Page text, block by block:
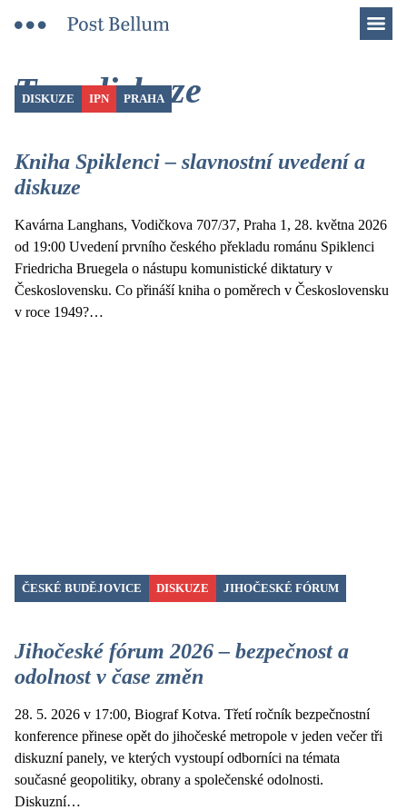
Tag: diskuze
DISKUZE IPN PRAHA
Kniha Spiklenci – slavnostní uvedení a
diskuze
Kavárna Langhans, Vodičkova 707/37, Praha 1, 28. května 2026
od 19:00 Uvedení prvního českého překladu románu Spiklenci
Friedricha Bruegela o nástupu komunistické diktatury v
Československu. Co přináší kniha o poměrech v Československu
v roce 1949?…
ČESKÉ BUDĚJOVICE DISKUZE JIHOČESKÉ FÓRUM
Jihočeské fórum 2026 – bezpečnost a
odolnost v čase změn
28. 5. 2026 v 17:00, Biograf Kotva. Třetí ročník bezpečnostní
konference přinese opět do jihočeské metropole v jeden večer tři
diskuzní panely, ve kterých vystoupí odborníci na témata
současné geopolitiky, obrany a společenské odolnosti.
Diskuzní…